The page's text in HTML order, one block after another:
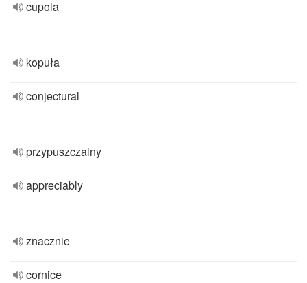
cupola
kopuła
conjectural
przypuszczalny
appreciably
znacznie
cornice